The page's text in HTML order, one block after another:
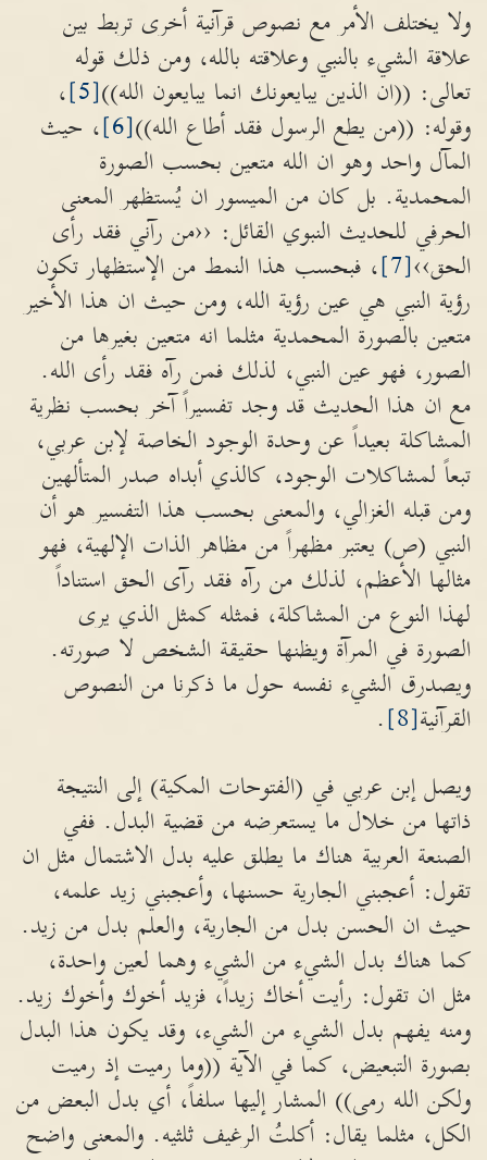
ولا يختلف الأمر مع نصوص قرآنية أخرى تربط بين
علاقة الشيء بالنبي وعلاقته بالله، ومن ذلك قوله
تعالى: ((ان الذين يبايعونك انما يبايعون الله))[5]
،
وقوله: ((من يطع الرسول فقد أطاع الله))[6]
، حيث
المآل واحد وهو ان الله متعين بحسب الصورة
المحمدية. بل كان من الميسور ان يُستظهر المعنى
الحرفي للحديث النبوي القائل: ‹‹من رآني فقد رأى
الحق››[7]
، فبحسب هذا النمط من الإستظهار تكون
رؤية النبي هي عين رؤية الله، ومن حيث ان هذا الأخير
متعين بالصورة المحمدية مثلما انه متعين بغيرها من
الصور، فهو عين النبي، لذلك فمن رآه فقد رأى الله.
مع ان هذا الحديث قد وجد تفسيراً آخر بحسب نظرية
المشاكلة بعيداً عن وحدة الوجود الخاصة لإبن عربي،
تبعاً لمشاكلات الوجود، كالذي أبداه صدر المتألهين
ومن قبله الغزالي، والمعنى بحسب هذا التفسير هو أن
النبي (ص) يعتبر مظهراً من مظاهر الذات الإلهية، فهو
مثالها الأعظم، لذلك من رآه فقد رآى الحق استناداً
لهذا النوع من المشاكلة، فمثله كمثل الذي يرى
الصورة في المرآة ويظنها حقيقة الشخص لا صورته.
ويصدرق الشيء نفسه حول ما ذكرنا من النصوص
القرآنية[8]
.
ويصل إبن عربي في (الفتوحات المكية) إلى النتيجة
ذاتها من خلال ما يستعرضه من قضية البدل. ففي
الصنعة العربية هناك ما يطلق عليه بدل الاشتمال مثل ان
تقول: أعجبني الجارية حسنها، وأعجبني زيد علمه،
حيث ان الحسن بدل من الجارية، والعلم بدل من زيد.
كما هناك بدل الشيء من الشيء وهما لعين واحدة،
مثل ان تقول: رأيت أخاك زيداً، فزيد أخوك وأخوك زيد.
ومنه يفهم بدل الشيء من الشيء، وقد يكون هذا البدل
بصورة التبعيض، كما في الآية ((وما رميت إذ رميت
ولكن الله رمى)) المشار إليها سلفاً، أي بدل البعض من
الكل، مثلما يقال: أكلتُ الرغيف ثلثيه. والمعنى واضح